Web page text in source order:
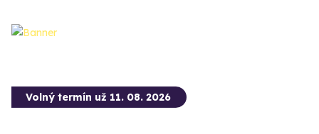
Volný termín už 11. 08. 2026